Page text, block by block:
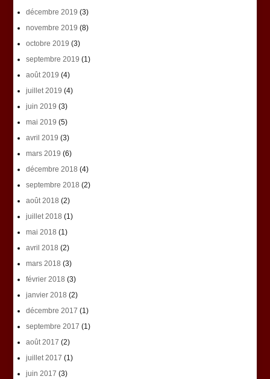
décembre 2019 (3)
novembre 2019 (8)
octobre 2019 (3)
septembre 2019 (1)
août 2019 (4)
juillet 2019 (4)
juin 2019 (3)
mai 2019 (5)
avril 2019 (3)
mars 2019 (6)
décembre 2018 (4)
septembre 2018 (2)
août 2018 (2)
juillet 2018 (1)
mai 2018 (1)
avril 2018 (2)
mars 2018 (3)
février 2018 (3)
janvier 2018 (2)
décembre 2017 (1)
septembre 2017 (1)
août 2017 (2)
juillet 2017 (1)
juin 2017 (3)